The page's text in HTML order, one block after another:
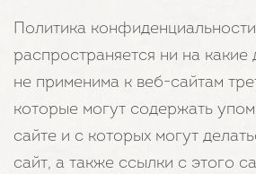
Политика
распространяется ни на какие
не применима к веб-сайтам
которые могут содержать
сайте и с которых могут
сайт, а также ссылки с этого